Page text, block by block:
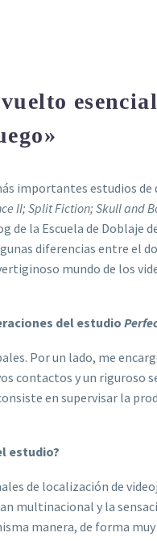
importantes estudios de
II; Split Fiction; Skull and
la Escuela de Doblaje
diferencias entre el
mundo de los
del estudio
Por un lado, me
contactos y un riguroso
en supervisar la
estudio?
de localización de
multinacional y la
manera, de forma